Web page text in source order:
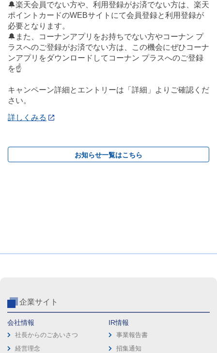
🔔楽天会員でない方や、利用登録がお済でない方は、楽天
ポイントカードのWEBサイトにて会員登録と利用登録が
必要となります。
🔔また、コーナンアプリをお持ちでない方やコーナン プ
ラスへのご登録がお済でない方は、この機会にぜひコーナ
ンアプリをダウンロードしてコーナン プラスへのご登録
を☝️
キャンペーン詳細とエントリーは「詳細」よりご確認くだ
さい。
詳しくみる
お知らせ一覧はこちら
企業サイト
会社情報
社長からのごあいさつ
経営理念
IR情報
事業報告書
招集通知